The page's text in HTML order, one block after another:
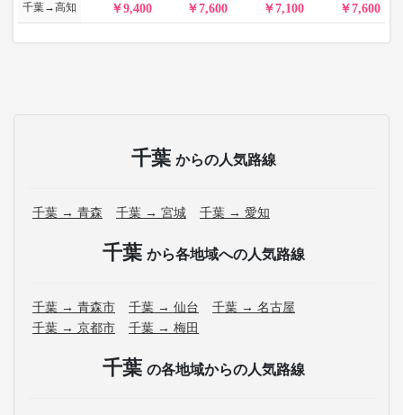
千葉→高知 9,400 7,600 7,100 7,600
千葉 からの人気路線
千葉 → 青森 千葉 → 宮城 千葉 → 愛知
千葉 から各地域への人気路線
千葉 → 青森市 千葉 → 仙台
千葉 → 名古屋
千葉 → 京都市
千葉 → 梅田
千葉 の各地域からの人気路線